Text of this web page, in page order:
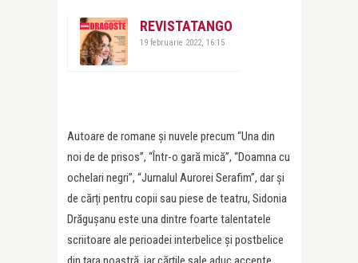
REVISTATANGO
19 februarie 2022, 16:15
Autoare de romane și nuvele precum “Una din
noi de de prisos”, “Într-o gară mică”, “Doamna cu
ochelari negri”, “Jurnalul Aurorei Serafim”, dar și
de cărți pentru copii sau piese de teatru, Sidonia
Drăgușanu este una dintre foarte talentatele
scriitoare ale perioadei interbelice și postbelice